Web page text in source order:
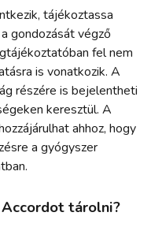
tájékoztassa
gondozását végző
fel nem
is vonatkozik. A
részére is bejelentheti
keresztül. A
ahhoz, hogy
a gyógyszer
tárolni?